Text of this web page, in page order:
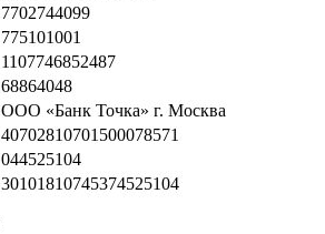
7702744099
775101001
1107746852487
68864048
ООО «Банк Точка» г. Москва
40702810701500078571
044525104
30101810745374525104